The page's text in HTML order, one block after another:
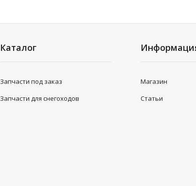
Каталог
Запчасти под заказ
Запчасти для снегоходов
Магазин
Статьи